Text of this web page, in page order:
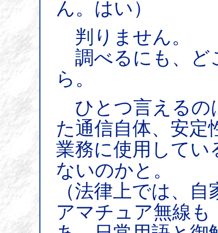
ん。はい）
判りません。
調べるにも、ど
ら。
ひとつ言えるの
た通信自体、安定
業務に使用してい
ないのかと。
（法律上では、
アマチュア無線